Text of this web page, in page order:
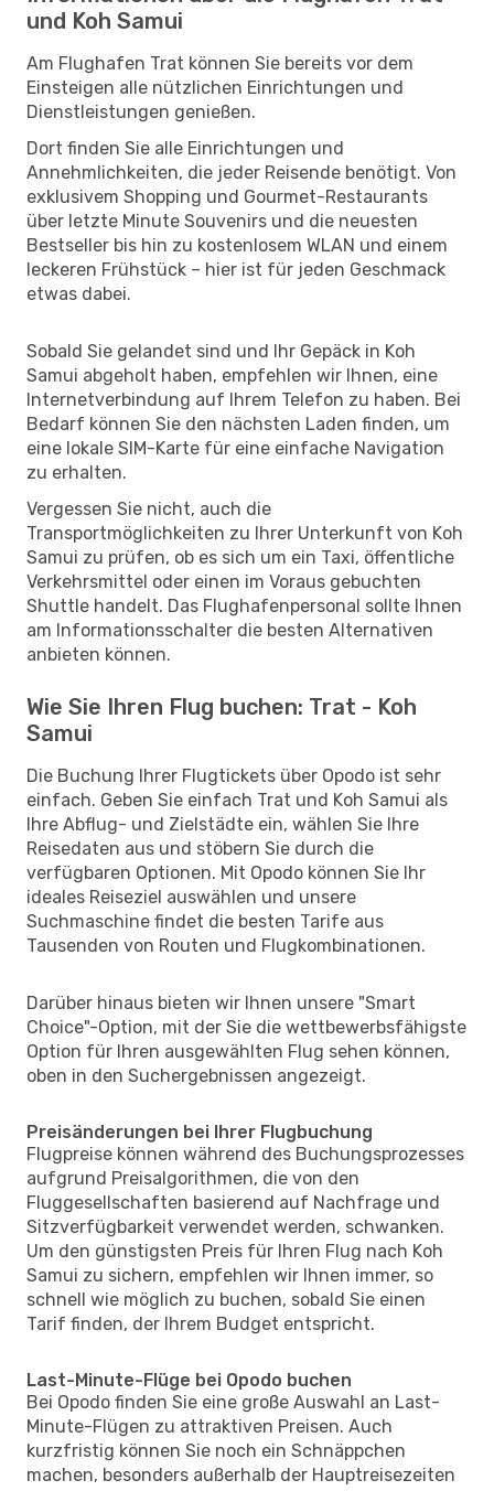
und Koh Samui
Am Flughafen Trat können Sie bereits vor dem
Einsteigen alle nützlichen Einrichtungen und
Dienstleistungen genießen.
Dort finden Sie alle Einrichtungen und
Annehmlichkeiten, die jeder Reisende benötigt. Von
exklusivem Shopping und Gourmet-Restaurants
über letzte Minute Souvenirs und die neuesten
Bestseller bis hin zu kostenlosem WLAN und einem
leckeren Frühstück – hier ist für jeden Geschmack
etwas dabei.
Sobald Sie gelandet sind und Ihr Gepäck in Koh
Samui abgeholt haben, empfehlen wir Ihnen, eine
Internetverbindung auf Ihrem Telefon zu haben. Bei
Bedarf können Sie den nächsten Laden finden, um
eine lokale SIM-Karte für eine einfache Navigation
zu erhalten.
Vergessen Sie nicht, auch die
Transportmöglichkeiten zu Ihrer Unterkunft von Koh
Samui zu prüfen, ob es sich um ein Taxi, öffentliche
Verkehrsmittel oder einen im Voraus gebuchten
Shuttle handelt. Das Flughafenpersonal sollte Ihnen
am Informationsschalter die besten Alternativen
anbieten können.
Wie Sie Ihren Flug buchen: Trat - Koh
Samui
Die Buchung Ihrer Flugtickets über Opodo ist sehr
einfach. Geben Sie einfach Trat und Koh Samui als
Ihre Abflug- und Zielstädte ein, wählen Sie Ihre
Reisedaten aus und stöbern Sie durch die
verfügbaren Optionen. Mit Opodo können Sie Ihr
ideales Reiseziel auswählen und unsere
Suchmaschine findet die besten Tarife aus
Tausenden von Routen und Flugkombinationen.
Darüber hinaus bieten wir Ihnen unsere "Smart
Choice"-Option, mit der Sie die wettbewerbsfähigste
Option für Ihren ausgewählten Flug sehen können,
oben in den Suchergebnissen angezeigt.
Preisänderungen bei Ihrer Flugbuchung
Flugpreise können während des Buchungsprozesses
aufgrund Preisalgorithmen, die von den
Fluggesellschaften basierend auf Nachfrage und
Sitzverfügbarkeit verwendet werden, schwanken.
Um den günstigsten Preis für Ihren Flug nach Koh
Samui zu sichern, empfehlen wir Ihnen immer, so
schnell wie möglich zu buchen, sobald Sie einen
Tarif finden, der Ihrem Budget entspricht.
Last-Minute-Flüge bei Opodo buchen
Bei Opodo finden Sie eine große Auswahl an Last-
Minute-Flügen zu attraktiven Preisen. Auch
kurzfristig können Sie noch ein Schnäppchen
machen, besonders außerhalb der Hauptreisezeiten